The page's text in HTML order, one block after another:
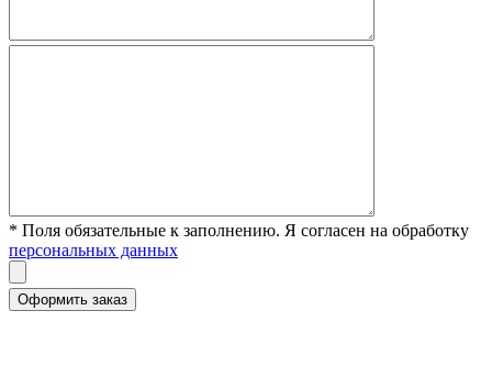
* Поля обязательные к заполнению. Я согласен на обработку
персональных данных